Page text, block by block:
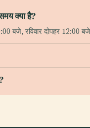
क्या है?
बजे, रविवार दोपहर 12:00